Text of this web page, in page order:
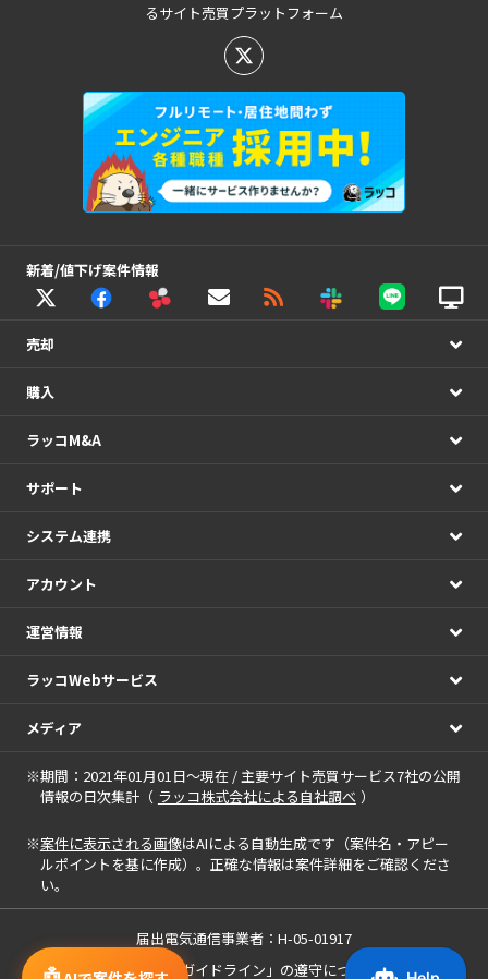
るサイト売買プラットフォーム
新着/値下げ案件情報
売却
購入
ラッコM&A
サポート
システム連携
アカウント
運営情報
ラッコWebサービス
メディア
※期間：2021年01月01日～現在 / 主要サイト売買サービス7社の公開
情報の日次集計（ ラッコ株式会社による自社調べ ）
※案件に表示される画像はAIによる自動生成です（案件名・アピー
ルポイントを基に作成）。正確な情報は案件詳細をご確認くださ
い。
届出電気通信事業者：H-05-01917
「中小M&Aガイドライン」の遵守について